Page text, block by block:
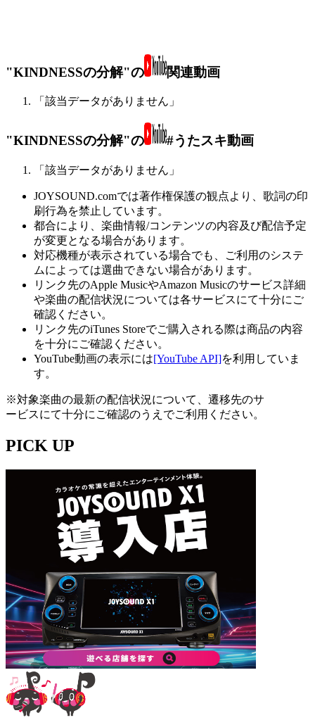
"KINDNESSの分解"の 関連動画
「該当データがありません」
"KINDNESSの分解"の #うたスキ動画
「該当データがありません」
JOYSOUND.comでは著作権保護の観点より、歌詞の印
刷行為を禁止しています。
都合により、楽曲情報/コンテンツの内容及び配信予定
が変更となる場合があります。
対応機種が表示されている場合でも、ご利用のシステ
ムによっては選曲できない場合があります。
リンク先のApple MusicやAmazon Musicのサービス詳細
や楽曲の配信状況については各サービスにて十分にご
確認ください。
リンク先のiTunes Storeでご購入される際は商品の内容
を十分にご確認ください。
YouTube動画の表示には[YouTube API]を利用していま
す。
※対象楽曲の最新の配信状況について、遷移先のサ
ービスにて十分にご確認のうえでご利用ください。
PICK UP